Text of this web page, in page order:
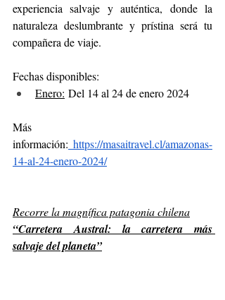
experiencia salvaje y auténtica, donde la
naturaleza deslumbrante y prístina será tu
compañera de viaje.
Fechas disponibles:
Enero: Del 14 al 24 de enero 2024
Más
información: https://masaitravel.cl/amazonas-
14-al-24-enero-2024/
Recorre la magnífica patagonia chilena
“Carretera Austral: la carretera más
salvaje del planeta”